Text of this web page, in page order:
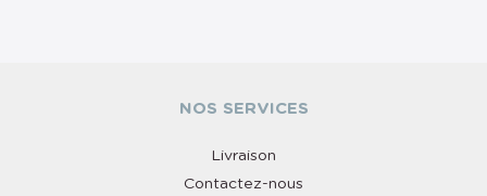
NOS SERVICES
Livraison
Contactez-nous